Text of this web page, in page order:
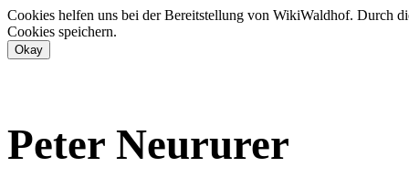
Cookies helfen uns bei der Bereitstellung von WikiWaldhof. Durch
Cookies speichern.
Peter Neururer